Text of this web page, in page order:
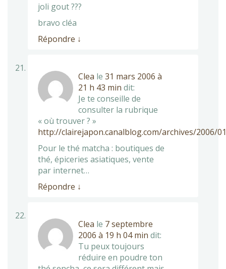
joli gout ???
bravo cléa
Répondre ↓
Clea le 31 mars 2006 à
21 h 43 min dit:
Je te conseille de
consulter la rubrique
« où trouver ? »
http://clairejapon.canalblog.com/archives/2006/
Pour le thé matcha : boutiques de
thé, épiceries asiatiques, vente
par internet…
Répondre ↓
Clea le 7 septembre
2006 à 19 h 04 min dit:
Tu peux toujours
réduire en poudre ton